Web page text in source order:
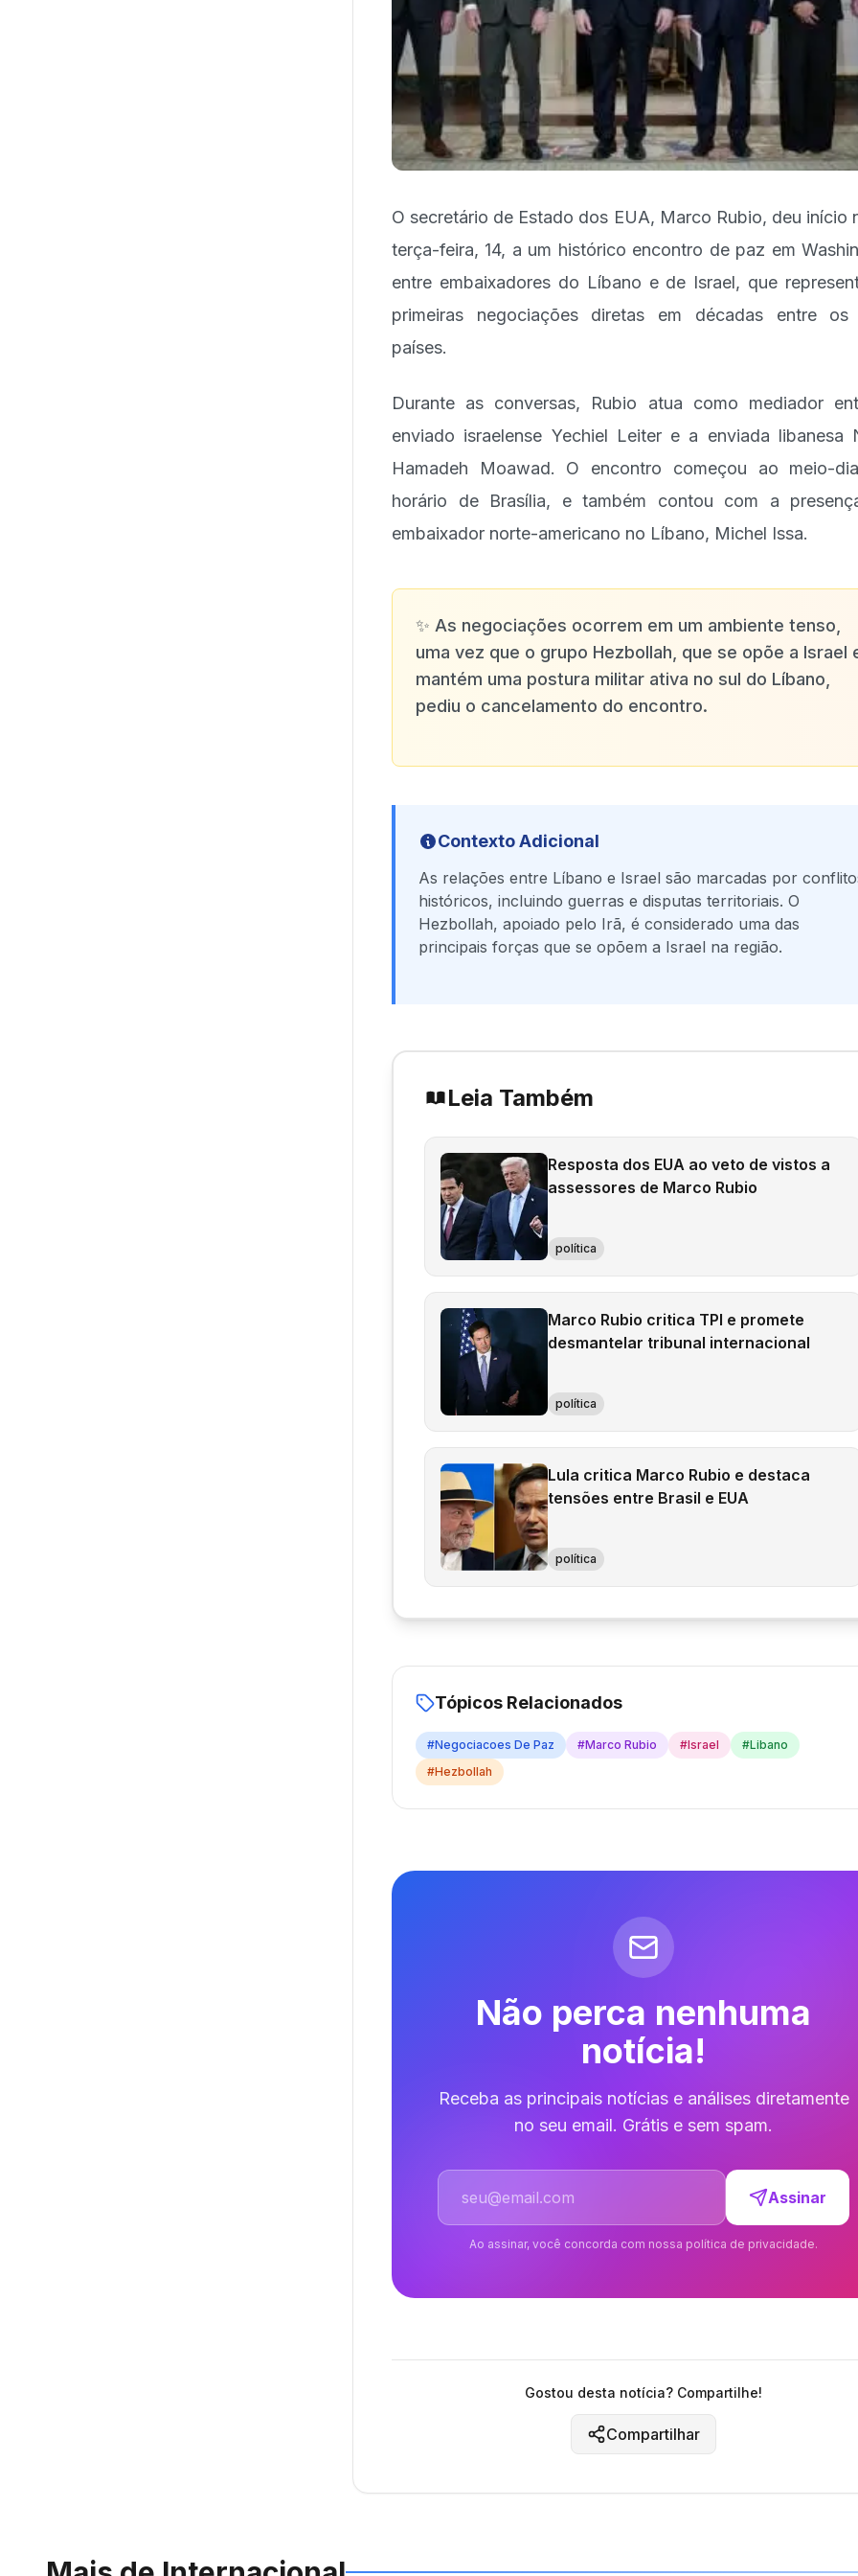
O secretário de Estado dos EUA, Marco Rubio, deu início
terça-feira, 14, a um histórico encontro de paz em
entre embaixadores do Líbano e de Israel, que
primeiras negociações diretas em décadas entre os
países.
Durante as conversas, Rubio atua como mediador
enviado israelense Yechiel Leiter e a enviada libanesa
Hamadeh Moawad. O encontro começou ao meio-
horário de Brasília, e também contou com a
embaixador norte-americano no Líbano, Michel Issa.
✨ As negociações ocorrem em um ambiente tenso,
uma vez que o grupo Hezbollah, que se opõe a Israel
mantém uma postura militar ativa no sul do Líbano,
pediu o cancelamento do encontro.
Contexto Adicional
As relações entre Líbano e Israel são marcadas por
históricos, incluindo guerras e disputas territoriais. O
Hezbollah, apoiado pelo Irã, é considerado uma das
principais forças que se opõem a Israel na região.
Leia Também
Resposta dos EUA ao veto de vistos a
assessores de Marco Rubio
política
Marco Rubio critica TPI e promete
desmantelar tribunal internacional
política
Lula critica Marco Rubio e destaca
tensões entre Brasil e EUA
política
Tópicos Relacionados
#Negociacoes De Paz #Marco Rubio #Israel #Libano
#Hezbollah
Não perca nenhuma
notícia!
Receba as principais notícias e análises diretamente
no seu email. Grátis e sem spam.
Endereço de email
Assinar
Ao assinar, você concorda com nossa política de privacidade.
Gostou desta notícia? Compartilhe!
Compartilhar